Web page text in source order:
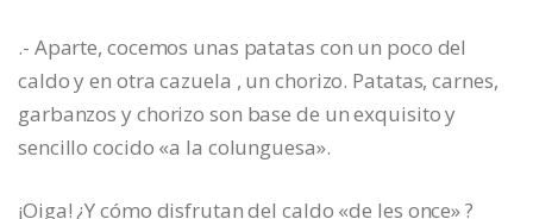
.- Aparte, cocemos unas patatas con un poco del
caldo y en otra cazuela , un chorizo. Patatas, carnes,
garbanzos y chorizo son base de un exquisito y
sencillo cocido «a la colunguesa».
¡Oiga! ¿Y cómo disfrutan del caldo «de les once» ?